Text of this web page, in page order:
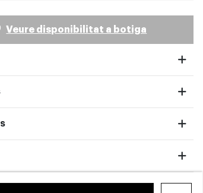
Veure disponibilitat a botiga